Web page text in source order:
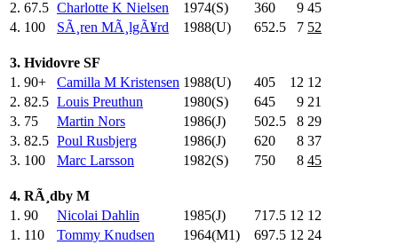
2. 67.5 Charlotte K Nielsen 1974(S) 360 9 45
4. 100 SÃ¸ren MÃ¸lgÃ¥rd 1988(U) 652.5 7 52
3. Hvidovre SF
1. 90+ Camilla M Kristensen 1988(U) 405 12 12
2. 82.5 Louis Preuthun 1980(S) 645 9 21
3. 75 Martin Nors 1986(J) 502.5 8 29
3. 82.5 Poul Rusbjerg 1986(J) 620 8 37
3. 100 Marc Larsson 1982(S) 750 8 45
4. RÃ¸dby M
1. 90 Nicolai Dahlin 1985(J) 717.5 12 12
1. 110 Tommy Knudsen 1964(M1) 697.5 12 24